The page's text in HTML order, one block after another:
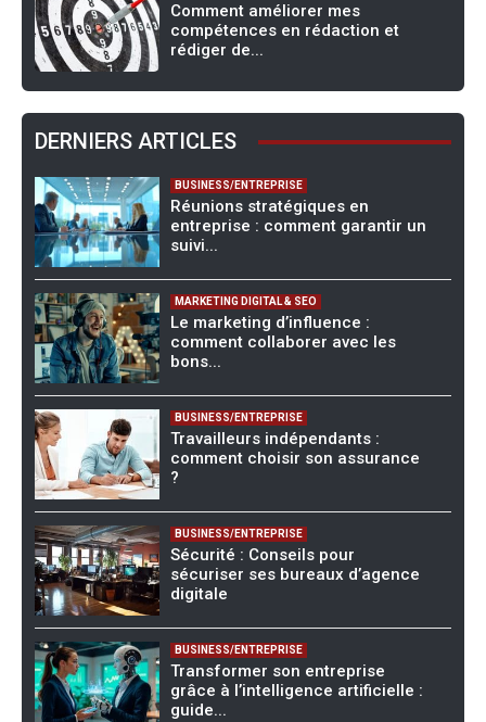
Comment améliorer mes
compétences en rédaction et
rédiger de...
DERNIERS ARTICLES
BUSINESS/ENTREPRISE
Réunions stratégiques en
entreprise : comment garantir un
suivi...
MARKETING DIGITAL & SEO
Le marketing d’influence :
comment collaborer avec les
bons...
BUSINESS/ENTREPRISE
Travailleurs indépendants :
comment choisir son assurance
?
BUSINESS/ENTREPRISE
Sécurité : Conseils pour
sécuriser ses bureaux d’agence
digitale
BUSINESS/ENTREPRISE
Transformer son entreprise
grâce à l’intelligence artificielle :
guide...